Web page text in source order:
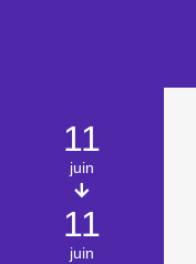
11
juin
11
juin